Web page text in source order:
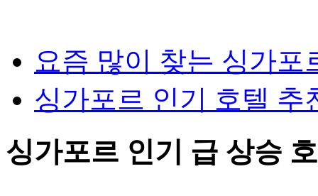
요즘 많이 찾는 싱가포
싱가포르 인기 호텔 추
싱가포르 인기 급 상승